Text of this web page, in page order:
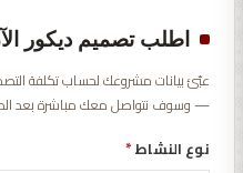
اطلب تصميم ديكور
— وسوف نتواصل معك مباشرة بعد
نوع النشاط*